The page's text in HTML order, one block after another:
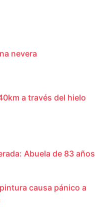
nevera
a través del hielo
Abuela de 83 años
causa pánico a